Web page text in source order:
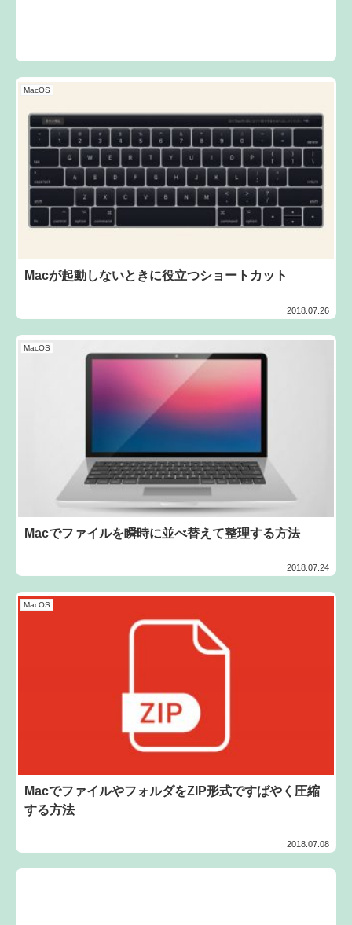
MacOS
Macが起動しないときに役立つショートカット
2018.07.26
MacOS
Macでファイルを瞬時に並べ替えて整理する方法
2018.07.24
MacOS
MacでファイルやフォルダをZIP形式ですばやく圧縮
する方法
2018.07.08